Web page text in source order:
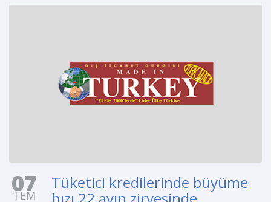
07
TEM
Tüketici kredilerinde büyüme